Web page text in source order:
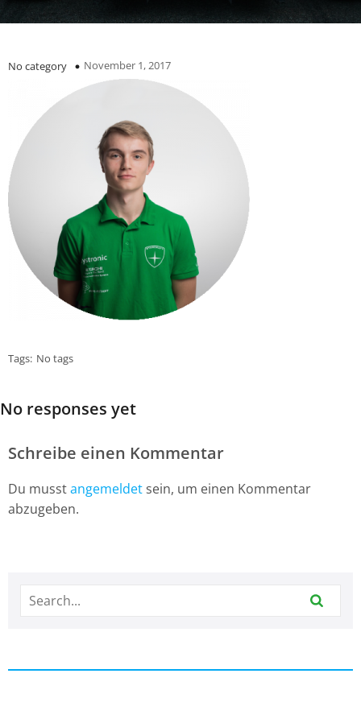
No category November 1, 2017
Tags: No tags
No responses yet
Schreibe einen Kommentar
Du musstangemeldet sein, um einen Kommentar
abzugeben.